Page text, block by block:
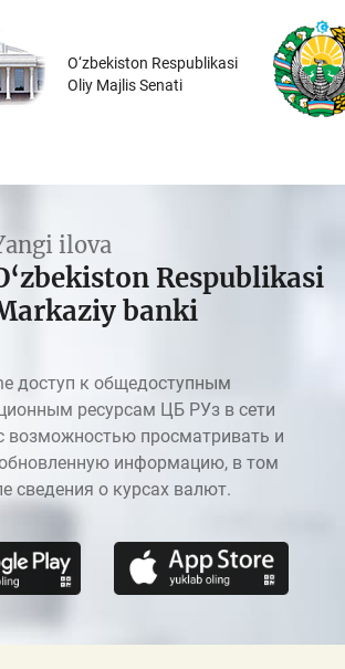
O‘zbekiston Respublikasi
Oliy Majlis Senati
ilova
Respublikasi
banki
доступ к общедоступным
ресурсам ЦБ РУз в сети
возможностью просматривать и
информацию, в том
сведения о курсах валют.